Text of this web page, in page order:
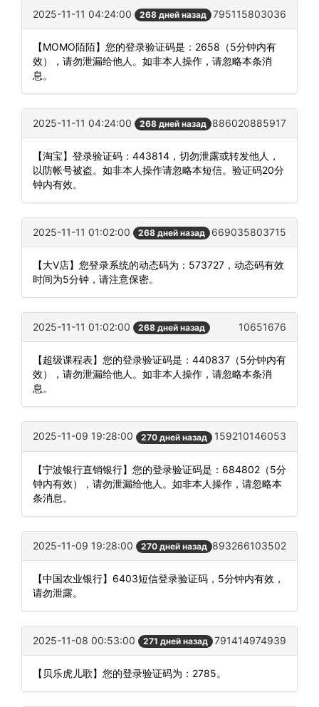
2025-11-11 04:24:00 268 дней назад 795115803036
【MOMO陌陌】您的登录验证码是：2658（5分钟内有
效），请勿泄漏给他人。如非本人操作，请忽略本条消
息。
2025-11-11 04:24:00 268 дней назад 886020885917
【淘宝】登录验证码：443814，切勿泄露或转发他人，
以防帐号被盗。如非本人操作请忽略本短信。验证码20分
钟内有效。
2025-11-11 01:02:00 268 дней назад 669035803715
【大V店】您登录系统的动态码为：573727，动态码有效
时间为5分钟，请注意保密。
2025-11-11 01:02:00 268 дней назад 10651676
【超级课程表】您的登录验证码是：440837（5分钟内有
效），请勿泄漏给他人。如非本人操作，请忽略本条消
息。
2025-11-09 19:28:00 270 дней назад 159210146053
【宁波银行直销银行】您的登录验证码是：684802（5分
钟内有效），请勿泄漏给他人。如非本人操作，请忽略本
条消息。
2025-11-09 19:28:00 270 дней назад 893266103502
【中国农业银行】6403短信登录验证码，5分钟内有效，
请勿泄露。
2025-11-08 00:53:00 271 дней назад 791414974939
【贝乐虎儿歌】您的登录验证码为：2785。